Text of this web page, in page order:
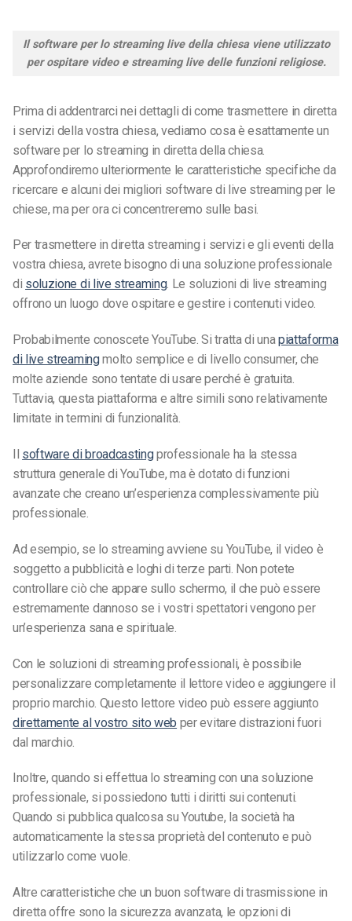
Il software per lo streaming live della chiesa viene utilizzato
per ospitare video e streaming live delle funzioni religiose.
Prima di addentrarci nei dettagli di come trasmettere in diretta
i servizi della vostra chiesa, vediamo cosa è esattamente un
software per lo streaming in diretta della chiesa.
Approfondiremo ulteriormente le caratteristiche specifiche da
ricercare e alcuni dei migliori software di live streaming per le
chiese, ma per ora ci concentreremo sulle basi.
Per trasmettere in diretta streaming i servizi e gli eventi della
vostra chiesa, avrete bisogno di una soluzione professionale
di soluzione di live streaming. Le soluzioni di live streaming
offrono un luogo dove ospitare e gestire i contenuti video.
Probabilmente conoscete YouTube. Si tratta di unapiattaforma
di live streamingmolto semplice e di livello consumer, che
molte aziende sono tentate di usare perché è gratuita.
Tuttavia, questa piattaforma e altre simili sono relativamente
limitate in termini di funzionalità.
Il software di broadcastingprofessionale ha la stessa
struttura generale di YouTube, ma è dotato di funzioni
avanzate che creano un’esperienza complessivamente più
professionale.
Ad esempio, se lo streaming avviene su YouTube, il video è
soggetto a pubblicità e loghi di terze parti. Non potete
controllare ciò che appare sullo schermo, il che può essere
estremamente dannoso se i vostri spettatori vengono per
un’esperienza sana e spirituale.
Con le soluzioni di streaming professionali, è possibile
personalizzare completamente il lettore video e aggiungere il
proprio marchio. Questo lettore video può essere aggiunto
direttamente al vostro sito web per evitare distrazioni fuori
dal marchio.
Inoltre, quando si effettua lo streaming con una soluzione
professionale, si possiedono tutti i diritti sui contenuti.
Quando si pubblica qualcosa su Youtube, la società ha
automaticamente la stessa proprietà del contenuto e può
utilizzarlo come vuole.
Altre caratteristiche che un buon software di trasmissione in
diretta offre sono la sicurezza avanzata, le opzioni di